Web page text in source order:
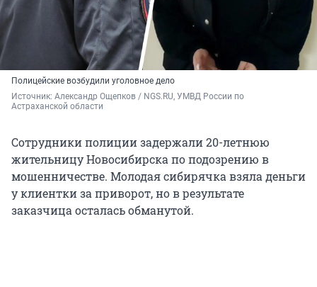
Полицейские возбудили уголовное дело
Источник: Александр Ощепков / NGS.RU, УМВД России по
Астраханской области
Сотрудники полиции задержали 20-летнюю
жительницу Новосибирска по подозрению в
мошенничестве. Молодая сибирячка взяла деньги
у клиентки за приворот, но в результате
заказчица осталась обманутой.